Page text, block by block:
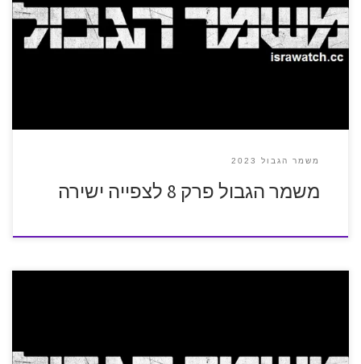
משמר הגבול 2023
משמר הגבול פרק 8 לצפייה ישירה